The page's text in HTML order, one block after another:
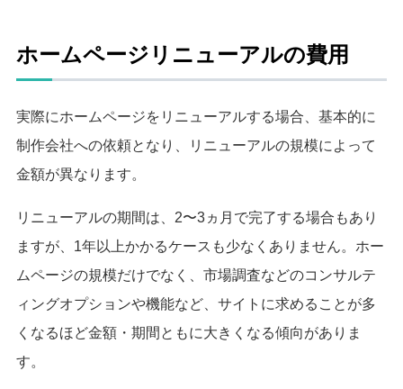
ホームページリニューアルの費用
実際にホームページをリニューアルする場合、 基本的に
制作会社への依頼となり、リニューアルの規模によって
金額が異なります。
リニューアルの期間は、2〜3ヵ月で完了する場合もあり
ますが、1年以上かかるケースも少なくありません。ホー
ムページの規模だけでなく、市場調査などのコンサルテ
ィングオプションや機能など、サイトに求めることが多
くなるほど金額・期間ともに大きくなる傾向がありま
す。